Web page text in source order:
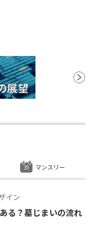
イン
る？墓じまいの流れ
マンスリー